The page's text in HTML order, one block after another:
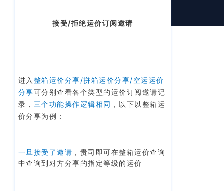
接受/拒绝运价订阅邀请
进入 整箱运价分享/拼箱运价分享/空运运价
分享可分别查看各个类型的运价订阅邀请记
录， 三个功能操作逻辑相同 ，以下以整箱运
价分享为例：
一旦接受了邀请 ，贵司即可在整箱运价查询
中查询到对方分享的指定等级的运价